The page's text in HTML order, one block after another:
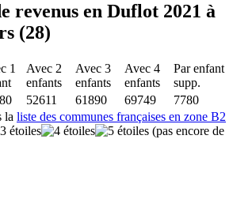
revenus en Duflot 2021 à
(28)
1
Avec 2
enfants
Avec 3
enfants
Avec 4
enfants
Par enfant
supp.
52611 61890 69749
7780
la liste des communes françaises en zone B2
(pas encore de